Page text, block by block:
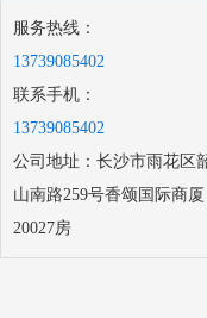
服务热线：
13739085402
联系手机：
13739085402
公司地址：长沙市雨花区
山南路259号香颂国际商厦
20027房